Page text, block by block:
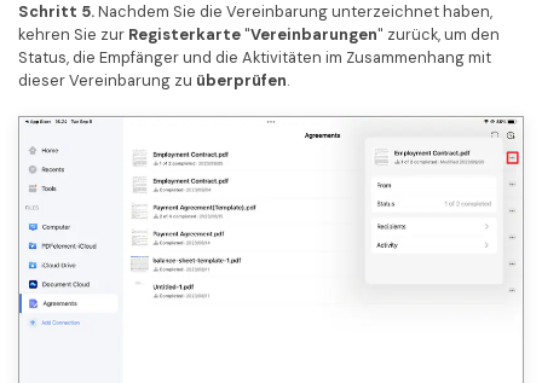
Schritt 5.Nachdem Sie die Vereinbarung unterzeichnet haben,
kehren Sie zur Registerkarte"Vereinbarungen" zurück, um den
Status, die Empfänger und die Aktivitäten im Zusammenhang mit
dieser Vereinbarung zu überprüfen.